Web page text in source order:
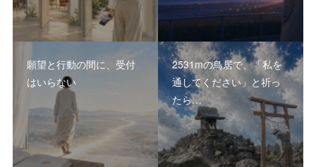
願望と行動の間に、受付
はいらない
2531mの鳥居で、「私を
通してください」と祈っ
たら…